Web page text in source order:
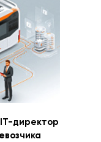
директор